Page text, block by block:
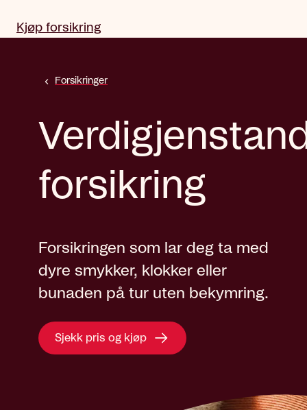
Kjøp forsikring
Forsikringer
forsikring
Forsikringen som lar deg ta med
dyre smykker, klokker eller
bunaden på tur uten bekymring.
Sjekk pris og kjøp